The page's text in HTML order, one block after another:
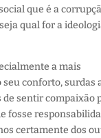
que é a
qual for a
a mais
conforto, surdas
sentir compaixão
fosse
certamente dos